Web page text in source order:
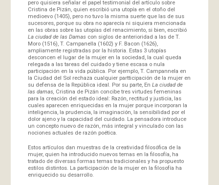
pero quisiera señalar el papel testimonial del artículo sobre
Cristina de Pizán, quien escribió una utopía en el otoño del
medioevo (1405), pero no tuvo la misma suerte que las de sus
sucesores, porque su obra no aparecía ni siquiera mencionada
en las obras sobre las utopías del renacimiento, si bien, escribió
La ciudad de las Damas con siglos de anterioridad a las de T.
Moro (1516), T. Campanella (1602) y F. Bacon (1626),
ampliamente registradas por la historia. Estas 3 utopías
desconcen el lugar de la mujer en la sociedad, la cual queda
relegada a las tareas del cuidado y tiene escasa o nula
participación en la vida pública. Por ejemplo, T. Campannela en
la Ciudad del Sol rechaza cualquier partticipación de la mujer en
su defensa de la República ideal. Por su parte, En La ciudad de
las damas, Cristina de Pizán concibe tres virtudes femeninas
para la creación del estado ideal: Razón, rectitud y justicia, las
cuales aparecen enriquecidas en la mujer porque incorporan la
inteligencia, la prudencia, la imaginación, la sensibilidad por el
dolor ajeno y la capacidad del cuidado. La pensadora introduce
un concepto nuevo de razón, más integral y vinculado con las
nociones actuales de razón poética.
Estos artículos dan muestras de la creatividad filosófica de la
mujer, quien ha introducido nuevos temas en la filosofía, ha
tratado de diversas formas temas tradicionales y ha propuesto
estilos distintos. La participación de la mujer en la filosofía ha
enriquecido su desarrollo.